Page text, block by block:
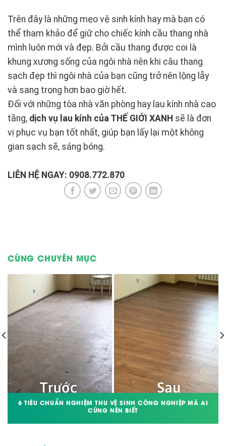
Trên đây là những mẹo vệ sinh kính hay mà bạn có
thể tham khảo để giữ cho chiếc kính cầu thang nhà
mình luôn mới và đẹp. Bởi cầu thang được coi là
khung xương sống của ngôi nhà nên khi câu thang
sạch đẹp thì ngôi nhà của bạn cũng trở nên lộng lẫy
và sang trọng hơn bao giờ hết.
Đối với những tòa nhà văn phòng hay lau kính nhà cao
tầng, dịch vụ lau kính của THẾ GIỚI XANH sẽ là đơn
vị phục vụ bạn tốt nhất, giúp bạn lấy lại một không
gian sạch sẽ, sáng bóng.
LIÊN HỆ NGAY: 0908.772.870
CÙNG CHUYÊN MỤC
6 TIÊU CHUẨN NGHIỆM THU VỆ SINH CÔNG NGHIỆP MÀ AI
CŨNG NÊN BIẾT